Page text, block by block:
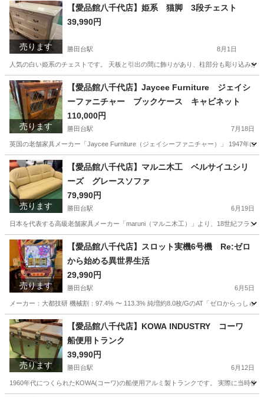
千葉 八千代市 勝田台駅 鍵盤楽器、ピアノ ピアニカ
売ります
【愛品館八千代店】姫系 猫脚 3段チェスト
39,990円
勝田台駅 8月1日
人気の白い姫系のチェストです。 天板と引出の間に飾りがあり、柱部分も彫り込み
千葉 八千代市 勝田台駅 収納家具
売ります
【愛品館八千代店】Jaycee Furniture ジェイシ
ーファニチャー ブックケース キャビネット
110,000円
勝田台駅 7月18日
英国の老舗家具メーカー「Jaycee Furniture（ジェイシーファニチャー）」 1947年に
千葉 八千代市 勝田台駅 収納家具 商品
売ります
【愛品館八千代店】マルニ木工 ベルサイユシリ
ーズ グレースソファ
79,990円
勝田台駅 6月19日
日本を代表する高級老舗家具メーカー「maruni（マルニ木工）」より、18世紀フラン
千葉 八千代市 勝田台駅 ソファ
売ります
【愛品館八千代店】スロット実機6号機 Re:ゼロ
から始める異世界生活
29,990円
勝田台駅 6月5日
メーカー：大都技研 機械割：97.4% 〜 113.3% 純増約8.0枚/GのAT「ゼロからっしゅ
千葉 八千代市 勝田台駅 その他
千葉ニュータウン中央駅 その他
売ります
【愛品館八千代店】KOWA INDUSTRY コーワ
船便用トランク
39,990円
勝田台駅 6月12日
1960年代につくられたKOWA(コーワ)の船便用アルミ製トランクです。 実際に当時